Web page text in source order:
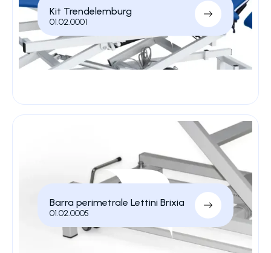
Kit Trendelemburg
01.02.0001
Barra perimetrale Lettini Brixia
01.02.0005